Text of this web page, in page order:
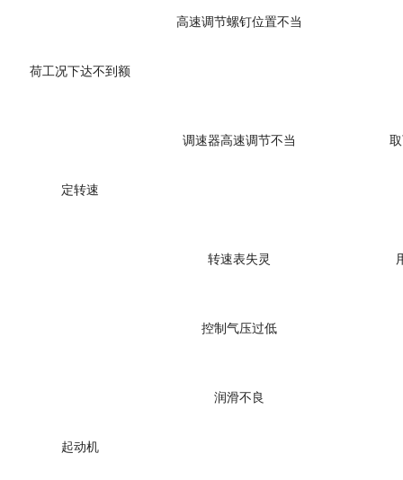
高速调节螺钉位置不当
荷工况下达不到额
调速器高速调节不当
定转速
转速表失灵
控制气压过低
润滑不良
起动机